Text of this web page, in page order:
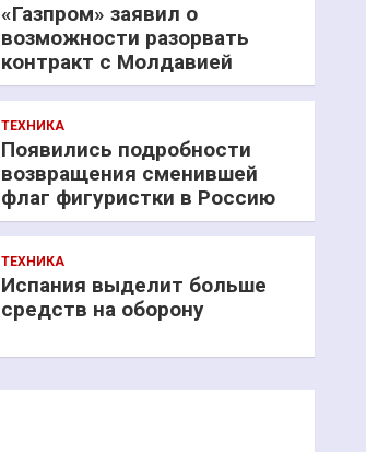
«Газпром» заявил о
возможности разорвать
контракт с Молдавией
ТЕХНИКА
Появились подробности
возвращения сменившей
флаг фигуристки в Россию
ТЕХНИКА
Испания выделит больше
средств на оборону